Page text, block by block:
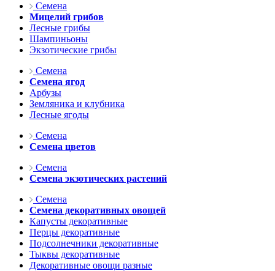
Семена
Мицелий грибов
Лесные грибы
Шампиньоны
Экзотические грибы
Семена
Семена ягод
Арбузы
Земляника и клубника
Лесные ягоды
Семена
Семена цветов
Семена
Семена экзотических растений
Семена
Семена декоративных овощей
Капусты декоративные
Перцы декоративные
Подсолнечники декоративные
Тыквы декоративные
Декоративные овощи разные